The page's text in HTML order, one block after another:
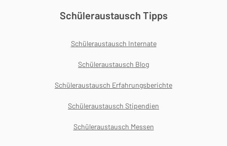
Schüleraustausch Tipps
Schüleraustausch Internate
Schüleraustausch Blog
Schüleraustausch Erfahrungsberichte
Schüleraustausch Stipendien
Schüleraustausch Messen